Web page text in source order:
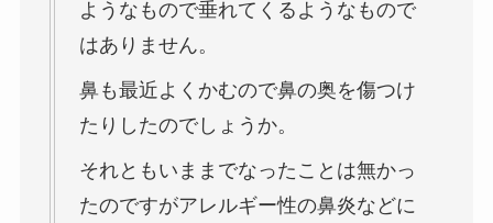
ようなもので垂れてくるようなもので
はありません。
鼻も最近よくかむので鼻の奥を傷つけ
たりしたのでしょうか。
それともいままでなったことは無かっ
たのですがアレルギー性の鼻炎などに